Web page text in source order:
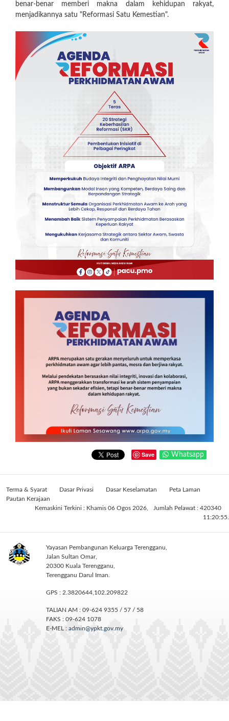
benar-benar memberi makna dalam kehidupan rakyat,
menjadikannya satu "Reformasi Satu Kemestian".
Save Whatsapp
Terma & Syarat Dasar Privasi Dasar Keselamatan
Peta Laman
Pautan Kerajaan
Jumlah Pelawat : 420340
Kemaskini Terkini : Khamis 06 Ogos 2026,
11:20:55.
Yayasan Pembangunan Keluarga Terengganu,
Jalan Sultan Omar,
20300 Kuala Terengganu,
Terengganu Darul Iman.
GPS : 2.3820644,102.209822
TALIAN AM : 09-624 9355 / 57 / 58
FAKS : 09-624 1078
E-MEL : admin@ypkt.gov.my